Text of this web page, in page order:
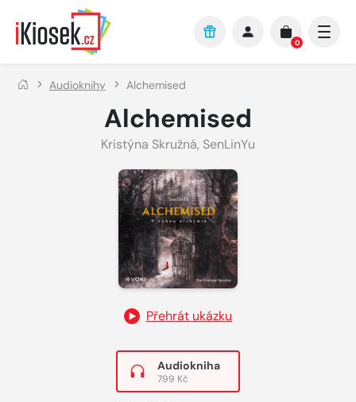
Přejít na hlavní obsah
0
Audioknihy Alchemised
Alchemised
Kristýna Skružná, SenLinYu
Přehrát ukázku
Audiokniha
799 Kč